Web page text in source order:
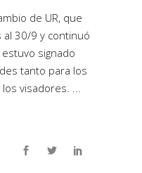
de UR, que
al 30/9 y continuó
signado
tanto para los
visadores.